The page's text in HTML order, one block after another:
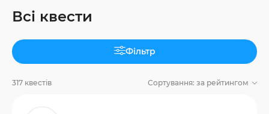
Всі квести
Фільтр
317 квестів Сортування: за рейтингом